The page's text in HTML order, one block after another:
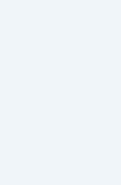
просто добавить
советы стилистов
реально работают и